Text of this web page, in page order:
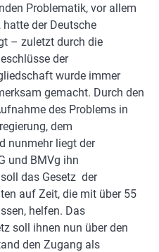
Problematik, vor allem
der Deutsche
– zuletzt durch die
der
wurde immer
gemacht. Durch den
des Problems in
dem
nunmehr liegt der
und BMVg ihn
das Gesetz der
auf Zeit, die mit über 55
helfen. Das
soll ihnen nun über den
den Zugang als